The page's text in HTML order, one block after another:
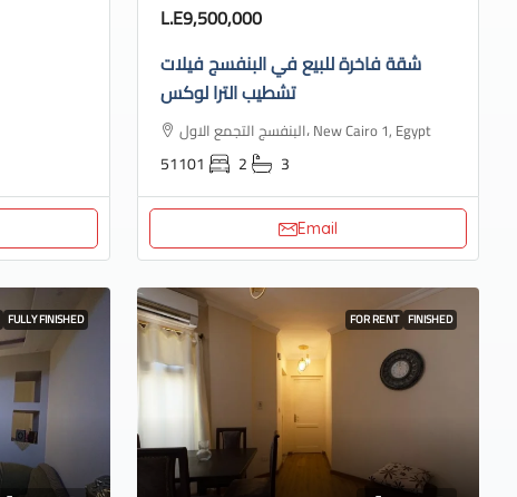
L.E9,500,000
شقة فاخرة للبيع في البنفسج فيلات
تشطيب الترا لوكس
البنفسج التجمع الاول، New Cairo 1, Egypt
51101 2 3
Email
FULLY FINISHED FOR RENT FINISHED